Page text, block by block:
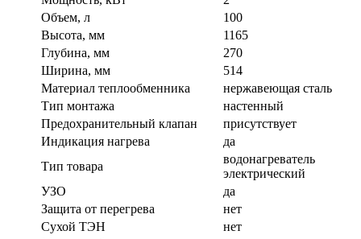
Объем, л
100
Высота, мм
1165
Глубина, мм
270
Ширина, мм
514
Материал теплообменника
нержавеющая сталь
Тип монтажа
настенный
Предохранительный клапан
присутствует
Индикация нагрева
да
Тип товара
водонагреватель
электрический
УЗО
да
Защита от перегрева
нет
Сухой ТЭН
нет